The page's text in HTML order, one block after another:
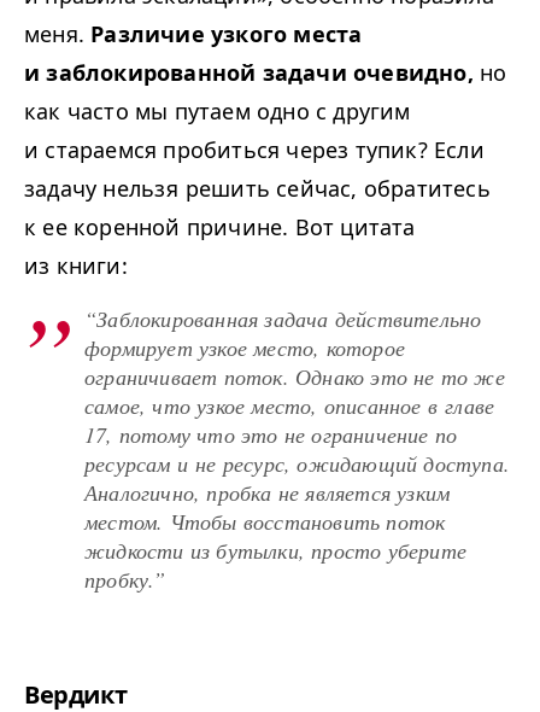
меня. Различие узкого места
и заблокированной задачи очевидно, но
как часто мы путаем одно с другим
и стараемся пробиться через тупик? Если
задачу нельзя решить сейчас, обратитесь
к ее коренной причине. Вот цитата
из книги:
“Заблокированная задача действительно
формирует узкое место, которое
ограничивает поток. Однако это не то же
самое, что узкое место, описанное в главе
17, потому что это не ограничение по
ресурсам и не ресурс, ожидающий доступа.
Аналогично, пробка не является узким
местом. Чтобы восстановить поток
жидкости из бутылки, просто уберите
пробку.”
Вердикт